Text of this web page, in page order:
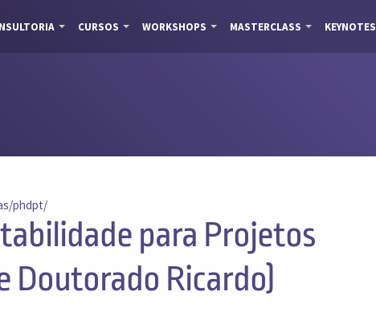
CURSOS WORKSHOPS MASTERCLASS KEYNOTES
phdpt/
para Projetos
Doutorado Ricardo)